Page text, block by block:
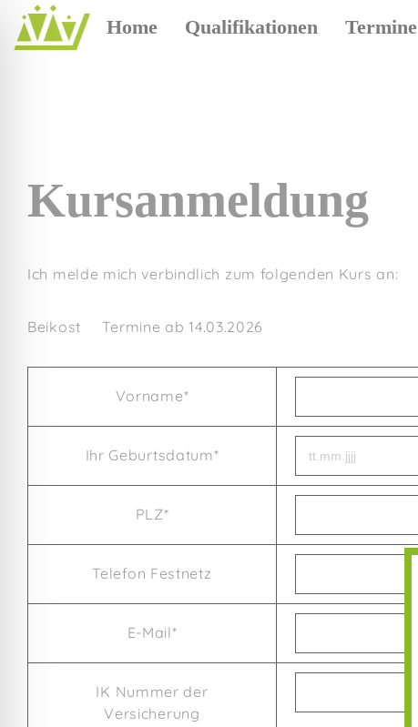
Home Qualifikationen Termine
Kursanmeldung
Ich melde mich verbindlich zum folgenden Kurs an:
Beikost Termine ab 14.03.2026
Vorname*
Ihr Geburtsdatum*
PLZ*
Telefon Festnetz
E-Mail*
IK Nummer der
Versicherung